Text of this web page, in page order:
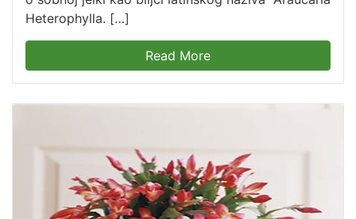
Heterophylla. […]
Read More